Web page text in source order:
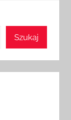
Szukaj